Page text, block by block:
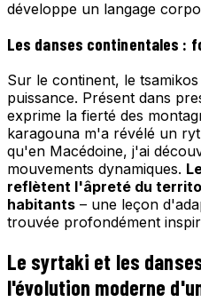
développe un langage
Les danses continentales :
Sur le continent, le
puissance. Présent dans
exprime la fierté des
karagouna m'a révélé un
qu'en Macédoine, j'ai
mouvements dynamiques.
reflètent l'âpreté du
habitants – une leçon
trouvée profondément
Le syrtaki et les
l'évolution moderne